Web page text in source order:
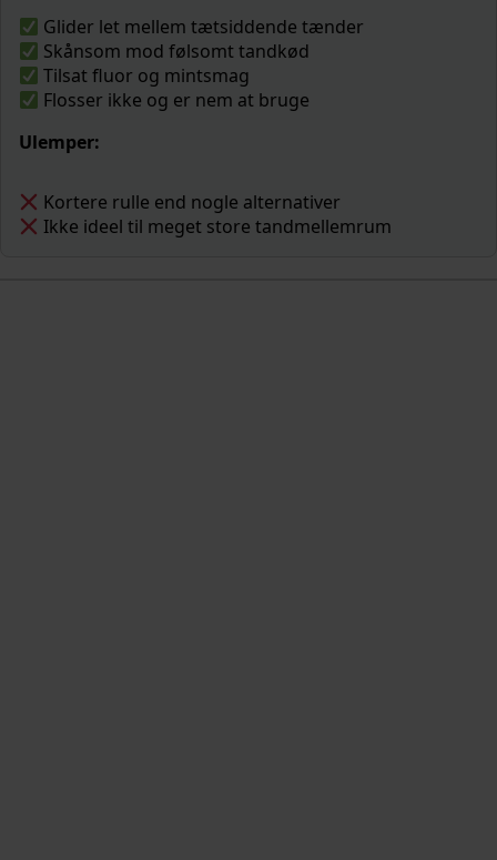
Glider let mellem tætsiddende tænder
Skånsom mod følsomt tandkød
Tilsat fluor og mintsmag
Flosser ikke og er nem at bruge
Ulemper:
Kortere rulle end nogle alternativer
Ikke ideel til meget store tandmellemrum